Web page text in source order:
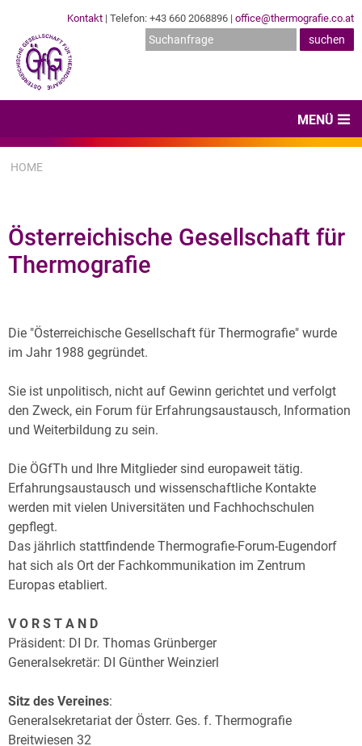
Kontakt | Telefon: +43 660 2068896 | office@thermografie.co.at
MENÜ
Zertifizierungen
Dienstleister
Expertenwissen & Normen
Archiv
Über uns
HOME
Österreichische Gesellschaft für
Thermografie
Die "Österreichische Gesellschaft für Thermografie" wurde
im Jahr 1988 gegründet.
Sie ist unpolitisch, nicht auf Gewinn gerichtet und verfolgt
den Zweck, ein Forum für Erfahrungsaustausch, Information
und Weiterbildung zu sein.
Die ÖGfTh und Ihre Mitglieder sind europaweit tätig.
Erfahrungsaustausch und wissenschaftliche Kontakte
werden mit vielen Universitäten und Fachhochschulen
gepflegt.
Das jährlich stattfindende Thermografie-Forum-Eugendorf
hat sich als Ort der Fachkommunikation im Zentrum
Europas etabliert.
V O R S T A N D
Präsident: DI Dr. Thomas Grünberger
Generalsekretär: DI Günther Weinzierl
Sitz des Vereines:
Generalsekretariat der Österr. Ges. f. Thermografie
Breitwiesen 32